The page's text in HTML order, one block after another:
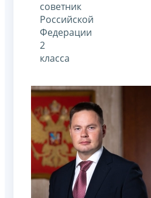
советник
Российской
Федерации
2
класса